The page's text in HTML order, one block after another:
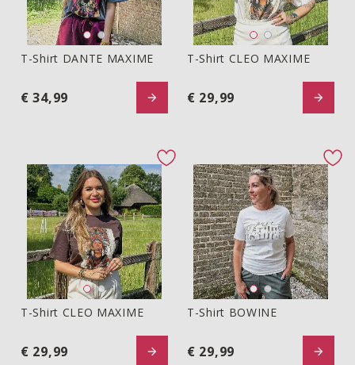
T-shirt DANTE MAXIME
T-Shirt DANTE MAXIME
€ 34,99
T-shirt CLEO MAXIME
T-Shirt CLEO MAXIME
€ 29,99
favorite button
T-shirt CLEO MAXIME
T-Shirt CLEO MAXIME
€ 29,99
T-Shirt BOWINE
T-Shirt BOWINE
€ 29,99